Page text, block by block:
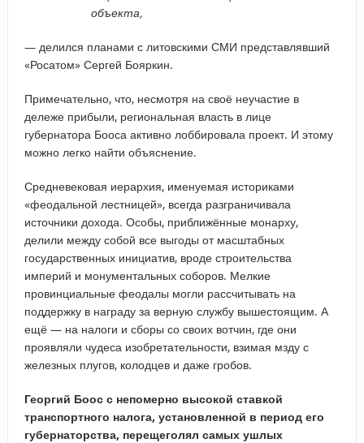
объекта,
— делился планами с литовскими СМИ представлявший
«Росатом» Сергей Бояркин.
Примечательно, что, несмотря на своё неучастие в
дележе прибыли, региональная власть в лице
губернатора Бооса активно лоббировала проект. И этому
можно легко найти объяснение.
Средневековая иерархия, именуемая историками
«феодальной лестницей», всегда разграничивала
источники дохода. Особы, приближённые монарху,
делили между собой все выгоды от масштабных
государственных инициатив, вроде строительства
империй и монументальных соборов. Мелкие
провинциальные феодалы могли рассчитывать на
поддержку в награду за верную службу вышестоящим. А
ещё — на налоги и сборы со своих вотчин, где они
проявляли чудеса изобретательности, взимая мзду с
железных плугов, колодцев и даже гробов.
Георгий Боос с непомерно высокой ставкой
транспортного налога, установленной в период его
губернаторства, перещеголял самых ушлых